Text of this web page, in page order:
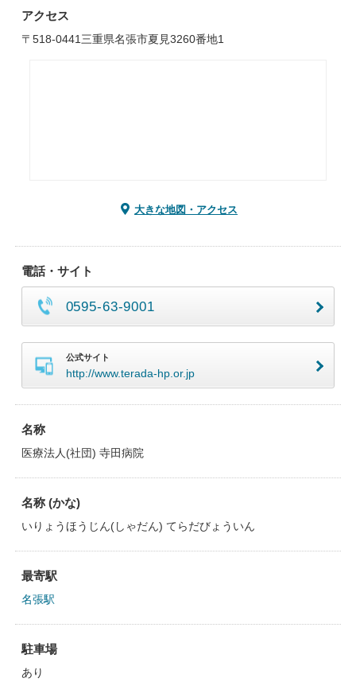
アクセス
〒518-0441三重県名張市夏見3260番地1
大きな地図・アクセス
電話・サイト
0595-63-9001
公式サイト
http://www.terada-hp.or.jp
名称
医療法人(社団) 寺田病院
名称 (かな)
いりょうほうじん(しゃだん) てらだびょういん
最寄駅
名張駅
駐車場
あり